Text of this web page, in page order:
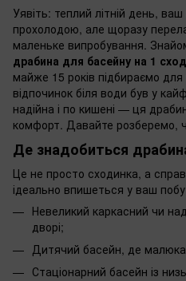
Уявіть: теплий літній день,
прохолодою, але щоразу
маленьке випробування.
драбина для басейну на 1
майже 15 років підбираємо
відпочинок біля води був у
надійна і по кишені — ця
комфорт. Давайте розберемо,
Де знадобиться
Це не просто сходинка, а
ідеально впишеться у ваш
Невеликий каркасний чи
дворі;
Дитячий басейн, де
Стаціонарний басейн із